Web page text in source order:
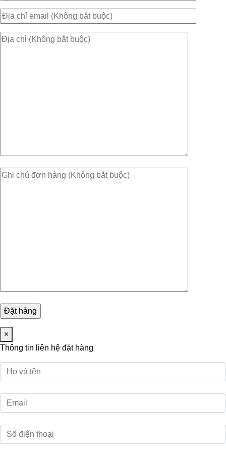
×
Thông tin liên hệ đặt hàng